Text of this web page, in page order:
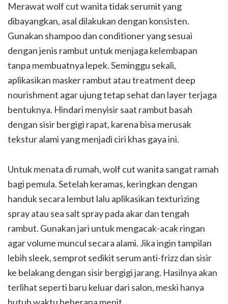
Merawat wolf cut wanita tidak serumit yang
dibayangkan, asal dilakukan dengan konsisten.
Gunakan shampoo dan conditioner yang sesuai
dengan jenis rambut untuk menjaga kelembapan
tanpa membuatnya lepek. Seminggu sekali,
aplikasikan masker rambut atau treatment deep
nourishment agar ujung tetap sehat dan layer terjaga
bentuknya. Hindari menyisir saat rambut basah
dengan sisir bergigi rapat, karena bisa merusak
tekstur alami yang menjadi ciri khas gaya ini.
Untuk menata di rumah, wolf cut wanita sangat ramah
bagi pemula. Setelah keramas, keringkan dengan
handuk secara lembut lalu aplikasikan texturizing
spray atau sea salt spray pada akar dan tengah
rambut. Gunakan jari untuk mengacak-acak ringan
agar volume muncul secara alami. Jika ingin tampilan
lebih sleek, semprot sedikit serum anti-frizz dan sisir
ke belakang dengan sisir bergigi jarang. Hasilnya akan
terlihat seperti baru keluar dari salon, meski hanya